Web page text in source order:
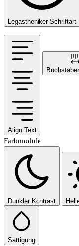
Legastheniker-Schriftart
Align Text
Farbmodule
Dunkler Kontrast
Sättigung